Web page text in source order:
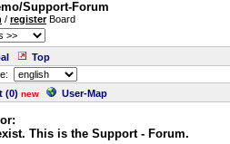
Support-Forum
/ registerBoard
Top
(0) new User-Map
This is the Support - Forum.